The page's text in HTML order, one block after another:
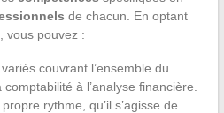
de chacun. En optant
vous pouvez :
couvrant l’ensemble du
comptabilité à l’analyse financière.
rythme, qu’il s’agisse de